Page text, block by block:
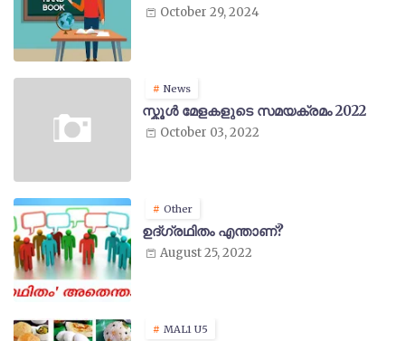
October 29, 2024
News
സ്കൂൾ മേളകളുടെ സമയക്രമം 2022
October 03, 2022
Other
ഉദ്ഗ്രഥിതം എന്താണ്?
August 25, 2022
MAL1 U5